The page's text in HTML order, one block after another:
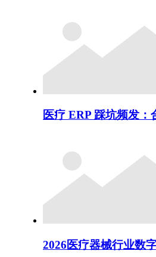
医疗 ERP 踩坑频发
2026医疗器械行业数